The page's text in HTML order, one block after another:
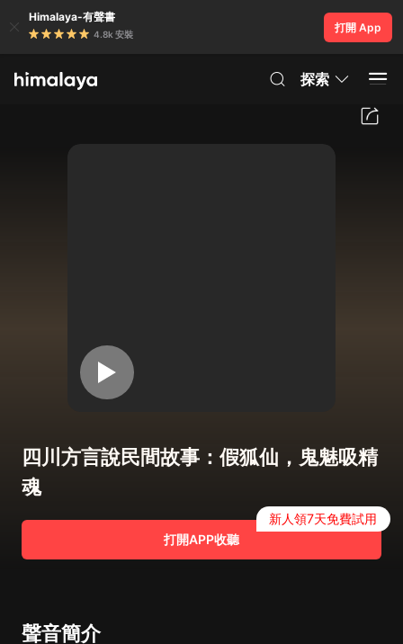
Himalaya-有聲書
4.8k 安裝
打開 App
探索
四川方言說民間故事：假狐仙，鬼魅吸精
魂
打開APP收聽
新人領7天免費試用
聲音簡介